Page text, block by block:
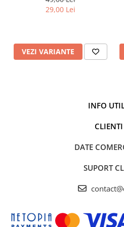
29,00 Lei
VEZI VARIANTE
INFO
CLIENTI
DATE
SUPORT